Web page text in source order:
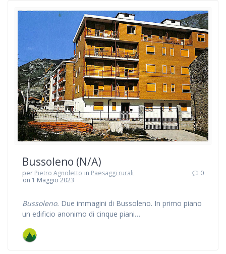
Bussoleno (N/A)
per Pietro Agnoletto in Paesaggi rurali
on 1 Maggio 2023
0
Bussoleno. Due immagini di Bussoleno. In primo piano
un edificio anonimo di cinque piani…